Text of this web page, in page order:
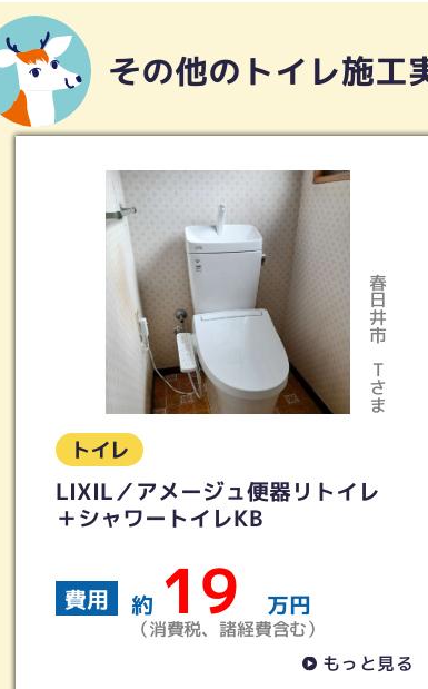
その他のトイレ施工
る
トイレリフォーム 2ヵ所 ピ
レストQR ホワイトグレー
費用 約 70
（消費税、諸経費含む）
も